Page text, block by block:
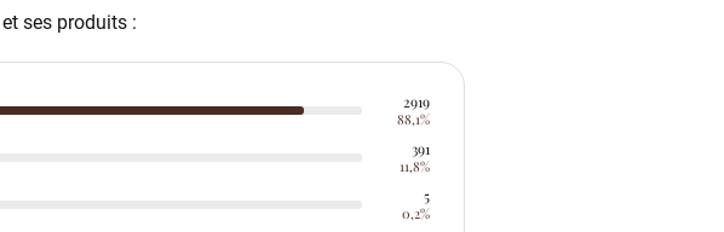
ses produits :
2919
88,1%
391
11,8%
5
0,2%